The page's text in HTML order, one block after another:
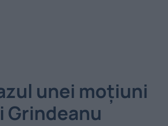
unei moțiuni
Grindeanu